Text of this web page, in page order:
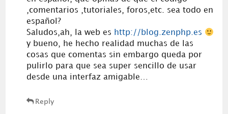
,comentarios ,tutoriales, foros,etc. sea todo en
español?
Saludos,ah, la web es http://blog.zenphp.es
y bueno, he hecho realidad muchas de las
cosas que comentas sin embargo queda por
pulirlo para que sea super sencillo de usar
desde una interfaz amigable…
Reply